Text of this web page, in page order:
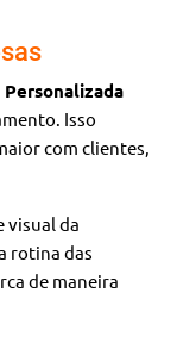
Personalizada
Isso
com clientes,
visual da
rotina das
de maneira